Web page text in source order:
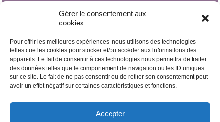
Gérer le consentement aux
cookies
Pour offrir les meilleures expériences, nous utilisons des technologies
telles que les cookies pour stocker et/ou accéder aux informations des
appareils. Le fait de consentir à ces technologies nous permettra de traiter
des données telles que le comportement de navigation ou les ID uniques
sur ce site. Le fait de ne pas consentir ou de retirer son consentement peut
avoir un effet négatif sur certaines caractéristiques et fonctions.
Accepter
Hypnothérapeutes Luxembourg
Hypnothérapeutes France
Hypnothérapeutes Suisse
Hypnothérapeutes Pays-Bas
Hypnothérapeutes Espagne